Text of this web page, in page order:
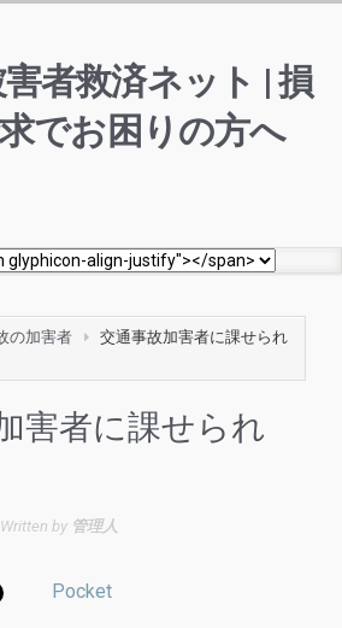
者救済ネット | 損
でお困りの方へ
の加害者
交通事故加害者に課せられ
害者に課せられ
Written by 管理人
Pocket